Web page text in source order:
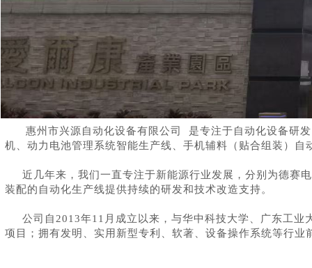
惠州市兴源自动化设备有限公司 是专注于自动化设备研发
机、动力电池管理系统智能生产线、手机辅料（贴合组装）
近几年来，我们一直专注于新能源行业发展，分别为德赛
装配的自动化生产线提供持续的研发和技术改造支持。
公司自2013年11月成立以来，与华中科技大学、广东工业
项目；拥有发明、实用新型专利、软著、设备操作系统等行
产品展示